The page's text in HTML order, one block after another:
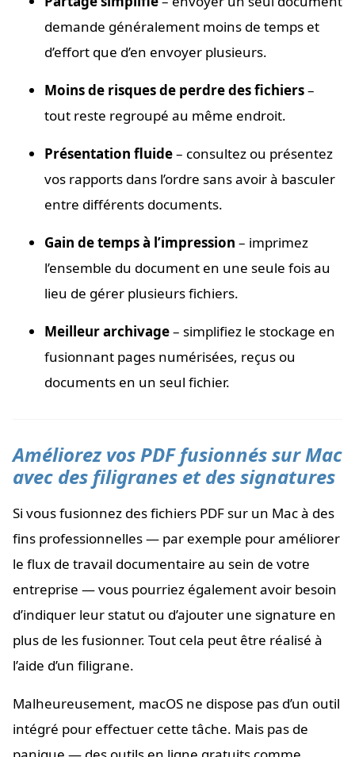
demande généralement moins de temps et
d’effort que d’en envoyer plusieurs.
Moins de risques de perdre des fichiers–
tout reste regroupé au même endroit.
Présentation fluide– consultez ou présentez
vos rapports dans l’ordre sans avoir à basculer
entre différents documents.
Gain de temps à l’impression – imprimez
l’ensemble du document en une seule fois au
lieu de gérer plusieurs fichiers.
Meilleur archivage– simplifiez le stockage en
fusionnant pages numérisées, reçus ou
documents en un seul fichier.
Améliorez vos PDF fusionnés sur Mac
avec des filigranes et des signatures
Si vous fusionnez des fichiers PDF sur un Mac à des
fins professionnelles — par exemple pour améliorer
le flux de travail documentaire au sein de votre
entreprise — vous pourriez également avoir besoin
d’indiquer leur statut ou d’ajouter une signature en
plus de les fusionner. Tout cela peut être réalisé à
l’aide d’un filigrane.
Malheureusement, macOS ne dispose pas d’un outil
intégré pour effectuer cette tâche. Mais pas de